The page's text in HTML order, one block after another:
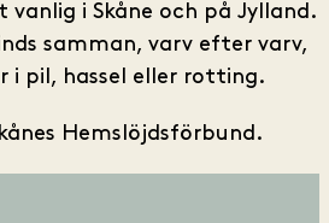
vanlig i Skåne och på Jylland.
samman, varv efter varv,
i pil, hassel eller rotting.
Hemslöjdsförbund.